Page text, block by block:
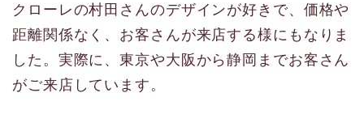
クローレの村田さんのデザインが好きで、価格や
距離関係なく、お客さんが来店する様にもなりま
した。実際に、東京や大阪から静岡までお客さん
がご来店しています。